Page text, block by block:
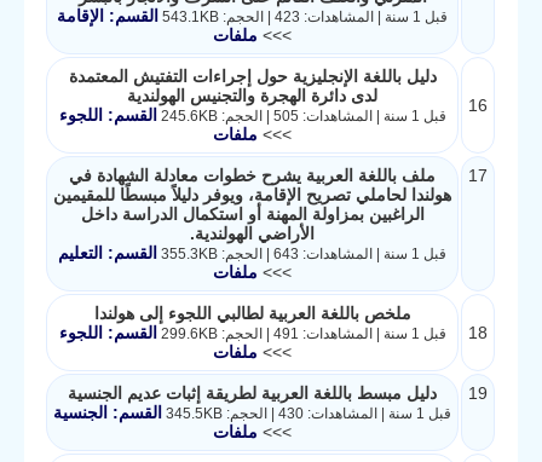
قبل 1 سنة | المشاهدات: 423 | الحجم: 543.1KB
القسم: الإقامة
>>> ملفات
16
دليل باللغة الإنجليزية حول إجراءات التفتيش المعتمدة
لدى دائرة الهجرة والتجنيس الهولندية
قبل 1 سنة | المشاهدات: 505 | الحجم: 245.6KB
القسم: اللجوء
>>> ملفات
17
ملف باللغة العربية يشرح خطوات معادلة الشهادة في
هولندا لحاملي تصريح الإقامة، ويوفر دليلاً مبسطًا للمقيمين
الراغبين بمزاولة المهنة أو استكمال الدراسة داخل
الأراضي الهولندية.
قبل 1 سنة | المشاهدات: 643 | الحجم: 355.3KB
القسم: التعليم
>>> ملفات
18
ملخص باللغة العربية لطالبي اللجوء إلى هولندا
قبل 1 سنة | المشاهدات: 491 | الحجم: 299.6KB
القسم: اللجوء
>>> ملفات
19 دليل مبسط باللغة العربية لطريقة إثبات عديم الجنسية
قبل 1 سنة | المشاهدات: 430 | الحجم: 345.5KB
القسم: الجنسية
>>> ملفات